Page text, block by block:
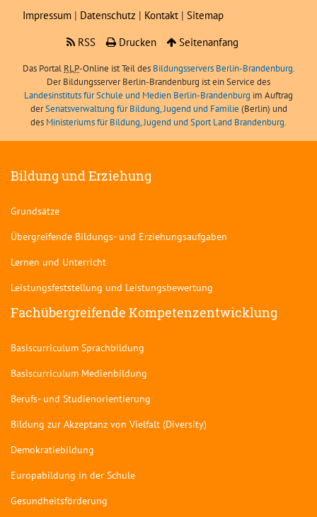
Impressum | Datenschutz | Kontakt | Sitemap
RSS
Drucken Seitenanfang
Das Portal RLP-Online ist Teil des Bildungsservers Berlin-Brandenburg.
Der Bildungsserver Berlin-Brandenburg ist ein Service des
Landesinstituts für Schule und Medien Berlin-Brandenburg im Auftrag
derSenatsverwaltung für Bildung, Jugend und Familie (Berlin) und
des Ministeriums für Bildung, Jugend und Sport Land Brandenburg.
Bildung und Erziehung
Grundsätze
Übergreifende Bildungs- und Erziehungsaufgaben
Lernen und Unterricht
Leistungsfeststellung und Leistungsbewertung
Fachübergreifende Kompetenzentwicklung
Basiscurriculum Sprachbildung
Basiscurriculum Medienbildung
Berufs- und Studienorientierung
Bildung zur Akzeptanz von Vielfalt (Diversity)
Demokratiebildung
Europabildung in der Schule
Gesundheitsförderung